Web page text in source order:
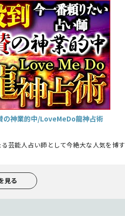
の神業的中/LoveMeDo龍神占術
芸能人占い師として今絶大な人気を博す
見る